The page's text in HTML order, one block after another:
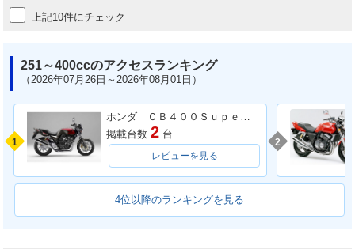
上記10件にチェック
251～400ccのアクセスランキング
（2026年07月26日～2026年08月01日）
1
ホンダ ＣＢ４００Ｓｕｐｅｒ Ｆｏｕｒ ＶＴＥＣ ＳＰＥＣ３
掲載台数 2 台
レビューを見る
2
4位以降のランキングを見る